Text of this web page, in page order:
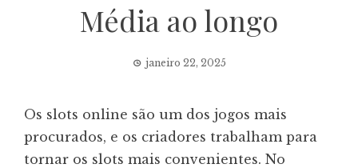
Média ao longo
janeiro 22, 2025
Os slots online são um dos jogos mais
procurados, e os criadores trabalham para
tornar os slots mais convenientes. No